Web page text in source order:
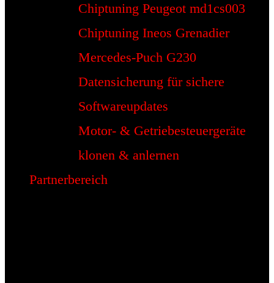
Chiptuning Peugeot md1cs003
Chiptuning Ineos Grenadier
Mercedes-Puch G230
Datensicherung für sichere
Softwareupdates
Motor- & Getriebesteuergeräte
klonen & anlernen
Partnerbereich